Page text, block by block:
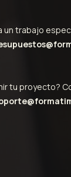
trabajo
tu proyecto?